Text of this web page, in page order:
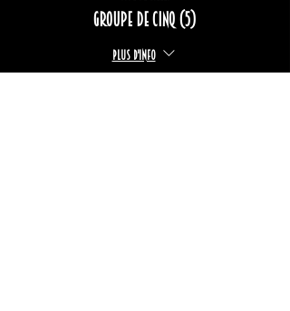
Groupe de cinq (5)
Plus d'info